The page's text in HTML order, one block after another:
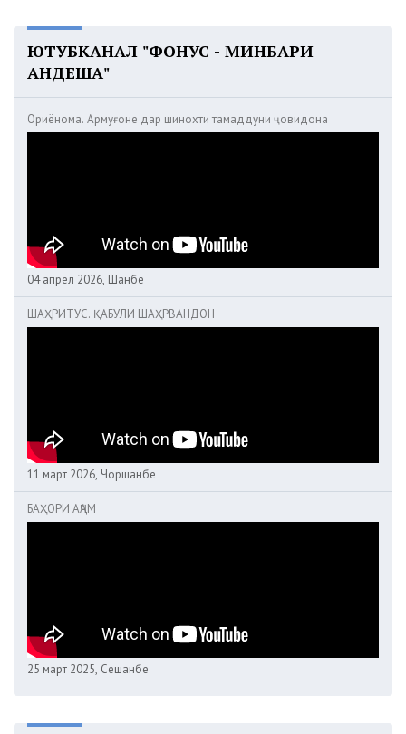
ЮТУБКАНАЛ "ФОНУС - МИНБАРИ
АНДЕША"
Ориёнома. Армуғоне дар шинохти тамаддуни ҷовидона
04 апрел 2026, Шанбе
ШАҲРИТУС. ҚАБУЛИ ШАҲРВАНДОН
11 март 2026, Чоршанбе
БАҲОРИ АҶАМ
25 март 2025, Сешанбе